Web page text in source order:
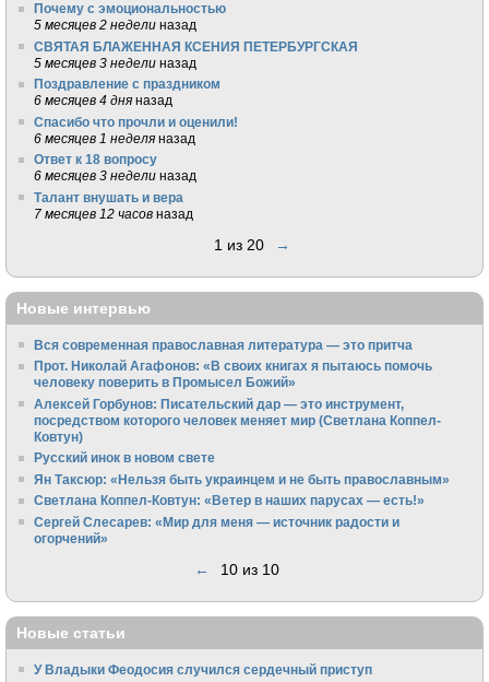
Почему с эмоциональностью
5 месяцев 2 недели назад
СВЯТАЯ БЛАЖЕННАЯ КСЕНИЯ ПЕТЕРБУРГСКАЯ
5 месяцев 3 недели назад
Поздравление с праздником
6 месяцев 4 дня назад
Спасибо что прочли и оценили!
6 месяцев 1 неделя назад
Ответ к 18 вопросу
6 месяцев 3 недели назад
Талант внушать и вера
7 месяцев 12 часов назад
1 из 20 →
Новые интервью
Вся современная православная литература — это притча
Прот. Николай Агафонов: «В своих книгах я пытаюсь помочь
человеку поверить в Промысел Божий»
Алексей Горбунов: Писательский дар — это инструмент,
посредством которого человек меняет мир (Светлана Коппел-
Ковтун)
Русский инок в новом свете
Ян Таксюр: «Нельзя быть украинцем и не быть православным»
Светлана Коппел-Ковтун: «Ветер в наших парусах — есть!»
Сергей Слесарев: «Мир для меня — источник радости и
огорчений»
← 10 из 10
Новые статьи
У Владыки Феодосия случился сердечный приступ